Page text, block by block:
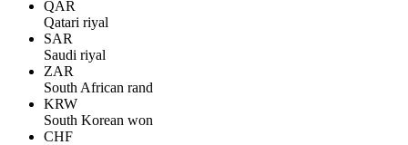
QAR
Qatari riyal
SAR
Saudi riyal
ZAR
South African rand
KRW
South Korean won
CHF